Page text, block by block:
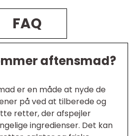
FAQ
aftensmad?
er en måde at nyde de
på ved at tilberede og
retter, der afspejler
ingredienser. Det kan